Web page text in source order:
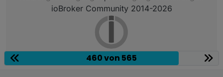
ioBroker Community 2014-2026
460 von 565